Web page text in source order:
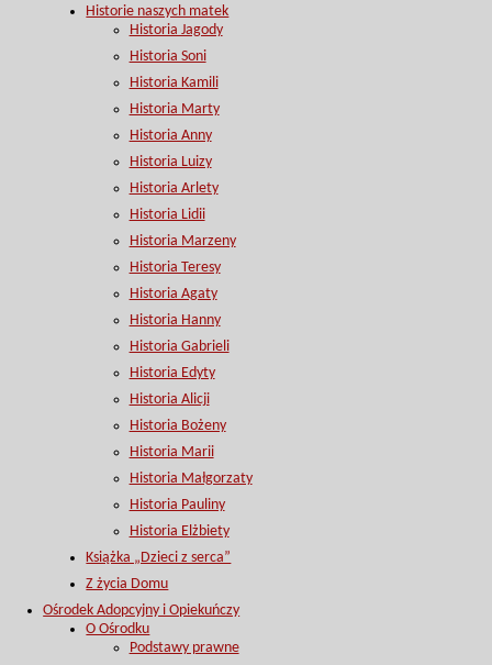
Historie naszych matek
Historia Jagody
Historia Soni
Historia Kamili
Historia Marty
Historia Anny
Historia Luizy
Historia Arlety
Historia Lidii
Historia Marzeny
Historia Teresy
Historia Agaty
Historia Hanny
Historia Gabrieli
Historia Edyty
Historia Alicji
Historia Bożeny
Historia Marii
Historia Małgorzaty
Historia Pauliny
Historia Elżbiety
Książka „Dzieci z serca”
Z życia Domu
Ośrodek Adopcyjny i Opiekuńczy
O Ośrodku
Podstawy prawne